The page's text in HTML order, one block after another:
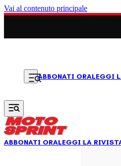
Vai al contenuto principale
ABBONATI ORALEGGI
ABBONATI ORALEGGI LA